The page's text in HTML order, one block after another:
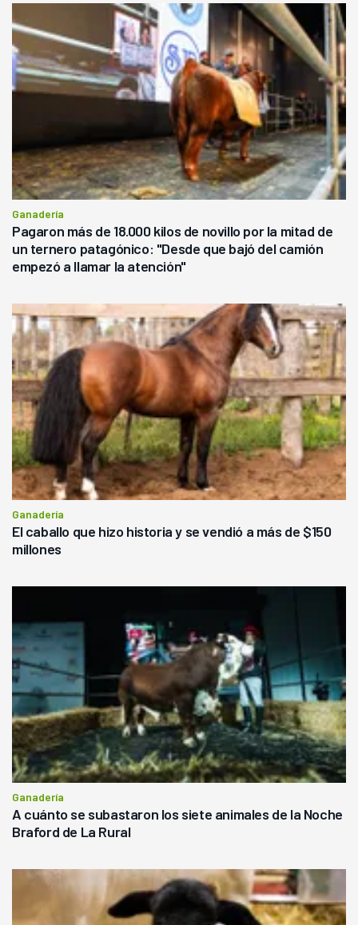
Ganadería
Pagaron más de 18.000 kilos de novillo por la mitad de
un ternero patagónico: "Desde que bajó del camión
empezó a llamar la atención"
Ganadería
El caballo que hizo historia y se vendió a más de $150
millones
Ganadería
A cuánto se subastaron los siete animales de la Noche
Braford de La Rural